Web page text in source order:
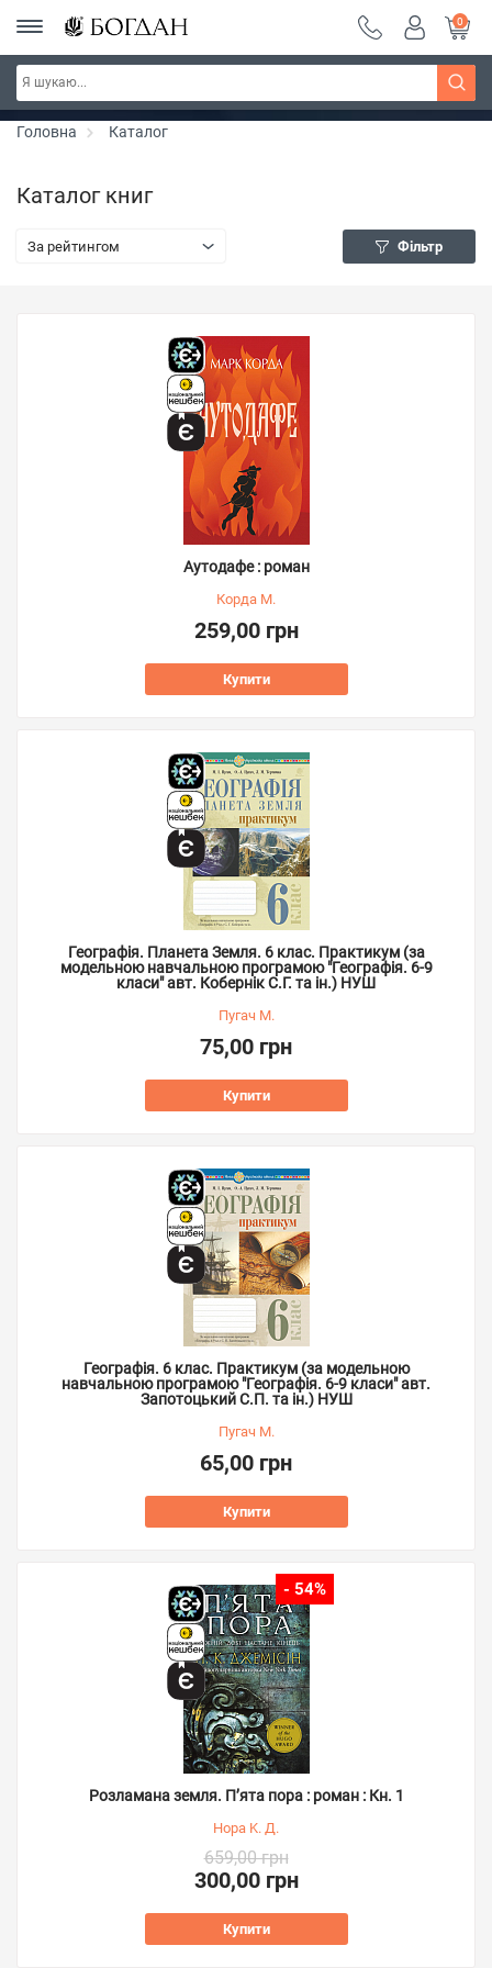
РОЗПРОДАЖ ~ 150 грн ~ 200 грн ~ 250 грн ~
300 грн ~ РОЗПРОДАЖ
Дізнатись більше
0
Головна Каталог
Каталог книг
За рейтингом Фільтр
Аутодафе : роман
Корда М.
259,00 грн
Купити
Географія. Планета Земля. 6 клас. Практикум (за
модельною навчальною програмою "Географія. 6-9
класи" авт. Кобернік С.Г. та ін.) НУШ
Пугач М.
75,00 грн
Купити
Географія. 6 клас. Практикум (за модельною
навчальною програмою "Географія. 6-9 класи" авт.
Запотоцький С.П. та ін.) НУШ
Пугач М.
65,00 грн
Купити
- 54%
Розламана земля. П’ята пора : роман : Кн. 1
Нора K. Д.
659,00 грн
300,00 грн
Купити